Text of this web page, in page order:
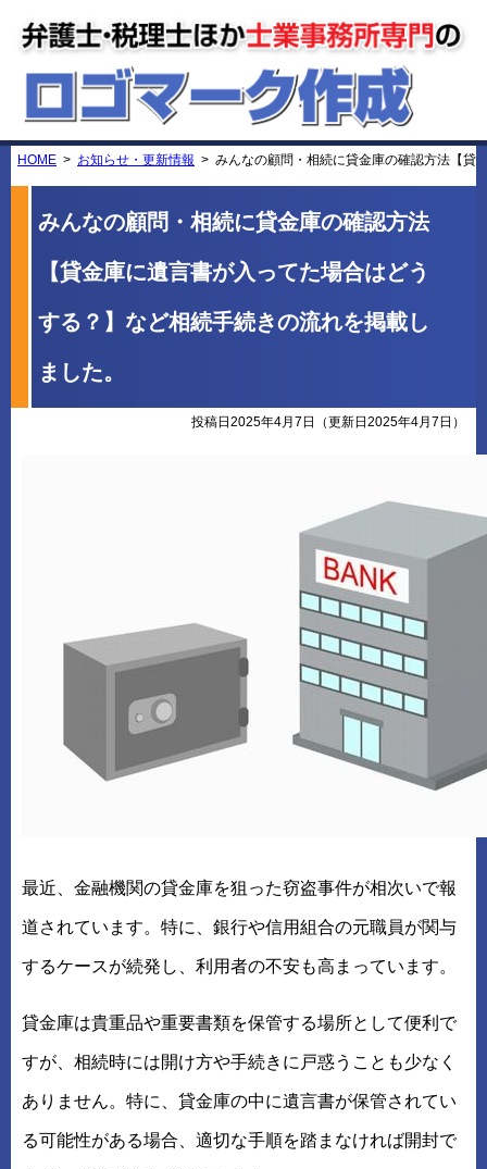
HOME お知らせ・更新情報 みんなの顧問・相続に貸金庫の確認方法【貸
みんなの顧問・相続に貸金庫の確認方法
【貸金庫に遺言書が入ってた場合はどう
する？】など相続手続きの流れを掲載し
ました。
投稿日2025年4月7日 （更新日2025年4月7日）
最近、金融機関の貸金庫を狙った窃盗事件が相次いで報
道されています。特に、銀行や信用組合の元職員が関与
するケースが続発し、利用者の不安も高まっています。
貸金庫は貴重品や重要書類を保管する場所として便利で
すが、相続時には開け方や手続きに戸惑うことも少なく
ありません。特に、貸金庫の中に遺言書が保管されてい
る可能性がある場合、適切な手順を踏まなければ開封で